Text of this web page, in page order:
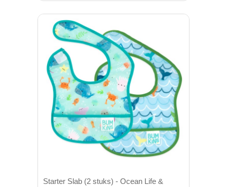
Starter Slab (2 stuks) - Ocean Life &